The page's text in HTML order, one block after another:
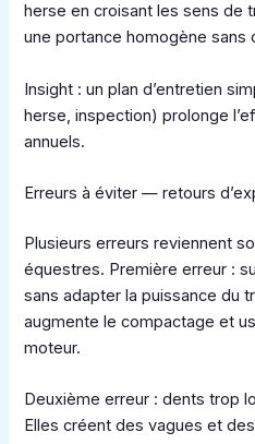
herse en croisant les sens de
une portance homogène
Insight : un plan d’entretien
herse, inspection) prolonge
annuels.
Erreurs à éviter — retours
Plusieurs erreurs reviennent
équestres. Première erreur :
sans adapter la puissance du
augmente le compactage et
moteur.
Deuxième erreur : dents trop
Elles créent des vagues et